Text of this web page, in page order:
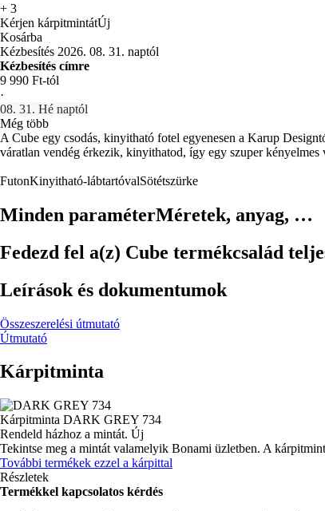
+ 3
Kérjen kárpitmintátÚj
Kosárba
Kézbesítés 2026. 08. 31. naptól
Kézbesítés címre
9 990 Ft-tól
·
08. 31. Hé naptól
Még több
A Cube egy csodás, kinyitható fotel egyenesen a Karup
váratlan vendég érkezik, kinyithatod, így egy szuper kényelmes
FutonKinyitható-lábtartóvalSötétszürke
Minden paraméterMéretek, anyag, …
Fedezd fel a(z) Cube termékcsalád
Leírások és dokumentumok
Összeszerelési útmutató
Útmutató
Kárpitminta
Kárpitminta DARK GREY 734
Rendeld házhoz a mintát. Új
Tekintse meg a mintát valamelyik Bonami üzletben. A
További termékek ezzel a kárpittal
Részletek
Termékkel kapcsolatos kérdés